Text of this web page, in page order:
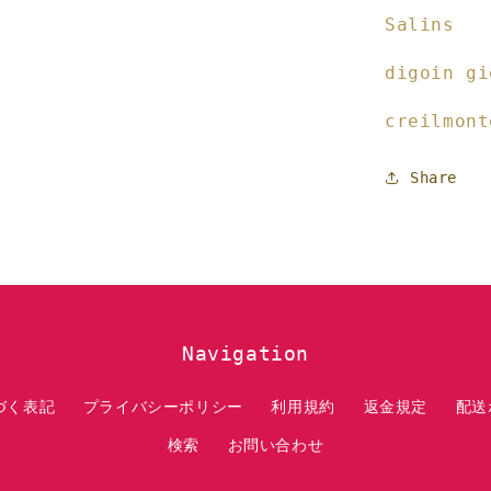
Salins
digoin
Share
Navigation
く表記 プライバシーポリシー 利用規約 返金規定 配送
検索 お問い合わせ